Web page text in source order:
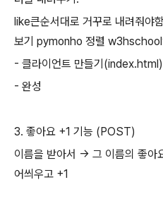
like큰순서대로 거꾸로 내려줘야
보기 pymonho 정렬 w3hschool
- 클라이언트 만들기(index.html)
- 완성
3. 좋아요 +1 기능 (POST)
이름을 받아서 -> 그 이름의 좋
어씌우고 +1